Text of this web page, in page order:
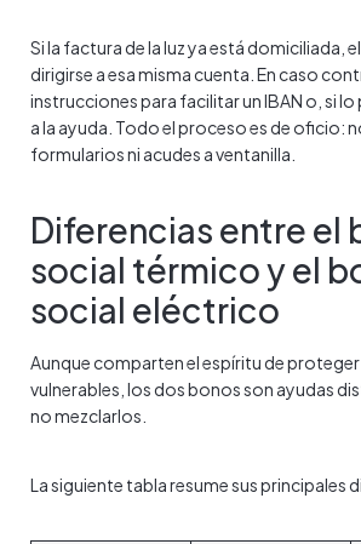
Si la factura de la luz ya está domiciliada,
dirigirse a esa misma cuenta. En caso
instrucciones para facilitar un IBAN o, si
a la ayuda. Todo el proceso es de oficio:
formularios ni acudes a ventanilla.
Diferencias entre el
social térmico y el
social eléctrico
Aunque comparten el espíritu de
vulnerables, los dos bonos son ayudas
no mezclarlos.
La siguiente tabla resume sus principales